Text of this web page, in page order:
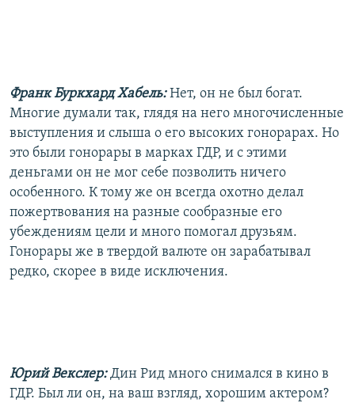
Франк Буркхард Хабель: Нет, он не был богат.
Многие думали так, глядя на него многочисленные
выступления и слыша о его высоких гонорарах. Но
это были гонорары в марках ГДР, и с этими
деньгами он не мог себе позволить ничего
особенного. К тому же он всегда охотно делал
пожертвования на разные сообразные его
убеждениям цели и много помогал друзьям.
Гонорары же в твердой валюте он зарабатывал
редко, скорее в виде исключения.
Юрий Векслер: Дин Рид много снимался в кино в
ГДР. Был ли он, на ваш взгляд, хорошим актером?